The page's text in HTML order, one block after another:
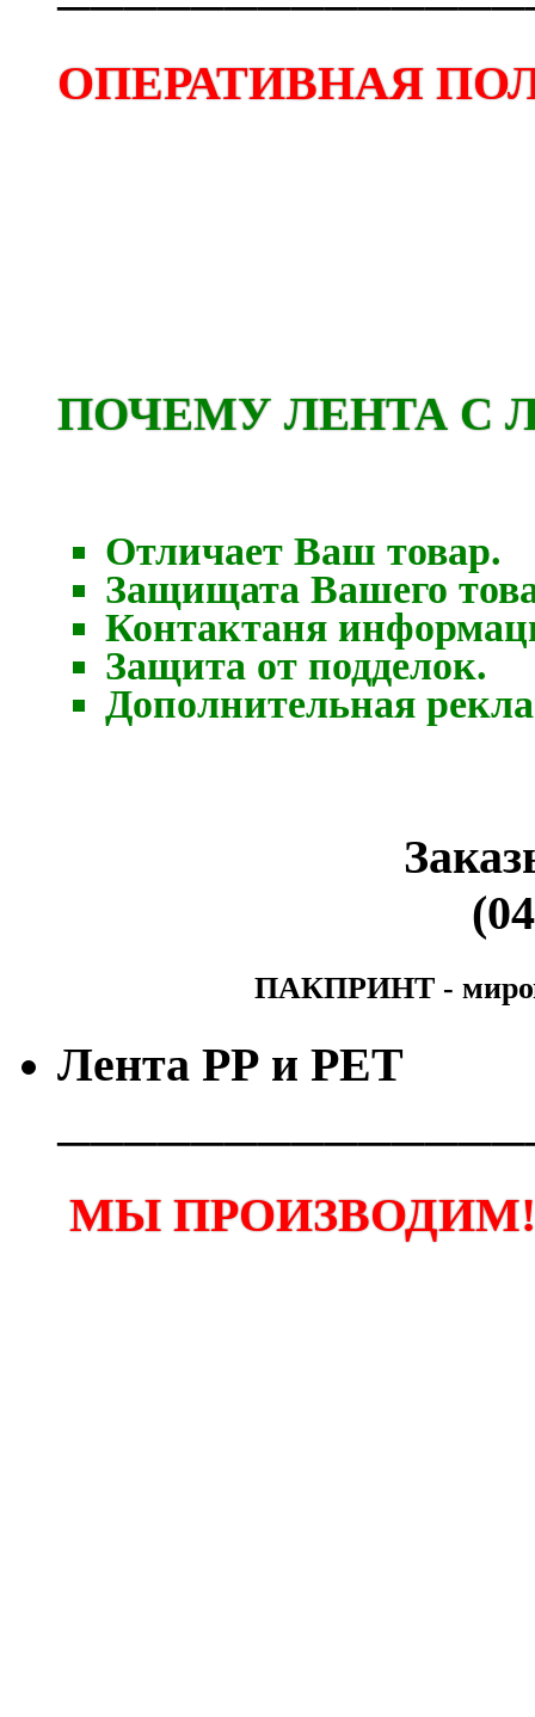
ОПЕРАТИВНАЯ
ПОЧЕМУ ЛЕНТА С
Отличает Ваш товар.
Защищата Вашего
Контактаня
Защита от подделок.
Дополнительная
ПАКПРИНТ -
Лента РР и РЕТ
МЫ